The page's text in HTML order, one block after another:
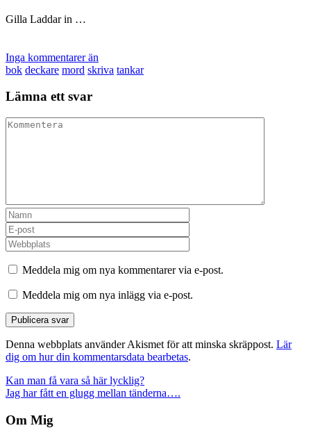
Gilla Laddar in …
Inga kommentarer än
bok deckare mord skriva tankar
Lämna ett svar
Meddela mig om nya kommentarer via e-post.
Meddela mig om nya inlägg via e-post.
Denna webbplats använder Akismet för att minska skräppost. Lär
dig om hur din kommentarsdata bearbetas.
Inläggsnavigering
Kan man få vara så här lycklig?
Jag har fått en glugg mellan tänderna….
Om Mig